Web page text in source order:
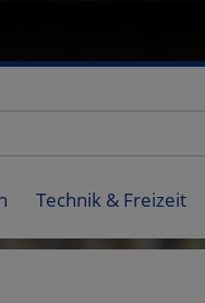
Technik & Freizeit